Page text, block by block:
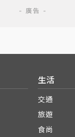
生活
交通
旅遊
食尚